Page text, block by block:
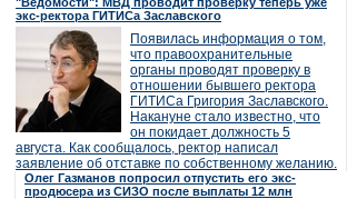
экс-ректора ГИТИСа Заславского
Появилась информация о том,
что правоохранительные
органы проводят проверку в
отношении бывшего ректора
ГИТИСа Григория Заславского.
Накануне стало известно, что
он покидает должность 5
августа. Как сообщалось, ректор написал
заявление об отставке по собственному желанию.
Олег Газманов попросил отпустить его экс-
продюсера из СИЗО после выплаты 12 млн